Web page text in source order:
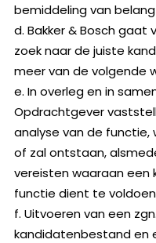
bemiddeling van belang
d. Bakker & Bosch
zoek naar de juiste
meer van de volgende
e. In overleg en in
Opdrachtgever
analyse van de
of zal ontstaan,
vereisten waaraan
functie dient te
f. Uitvoeren van een
kandidatenbestand en